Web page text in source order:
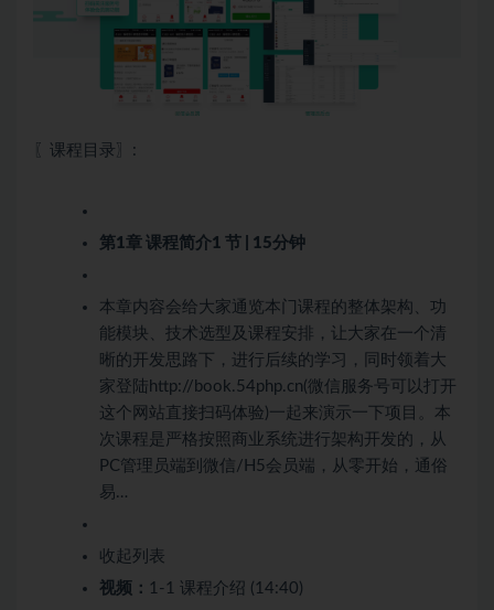
〖课程目录〗:
第1章 课程简介1 节 | 15分钟
本章内容会给大家通览本门课程的整体架构、功
能模块、技术选型及课程安排，让大家在一个清
晰的开发思路下，进行后续的学习，同时领着大
家登陆http://book.54php.cn(微信服务号可以打开
这个网站直接扫码体验)一起来演示一下项目。本
次课程是严格按照商业系统进行架构开发的，从
PC管理员端到微信/H5会员端，从零开始，通俗
易…
收起列表
视频： 1-1 课程介绍 (14:40)